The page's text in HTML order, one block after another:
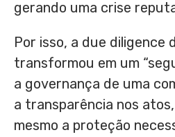
gerando uma crise
Por isso, a due diligence
transformou em um
a governança de uma
a transparência nos
mesmo a proteção